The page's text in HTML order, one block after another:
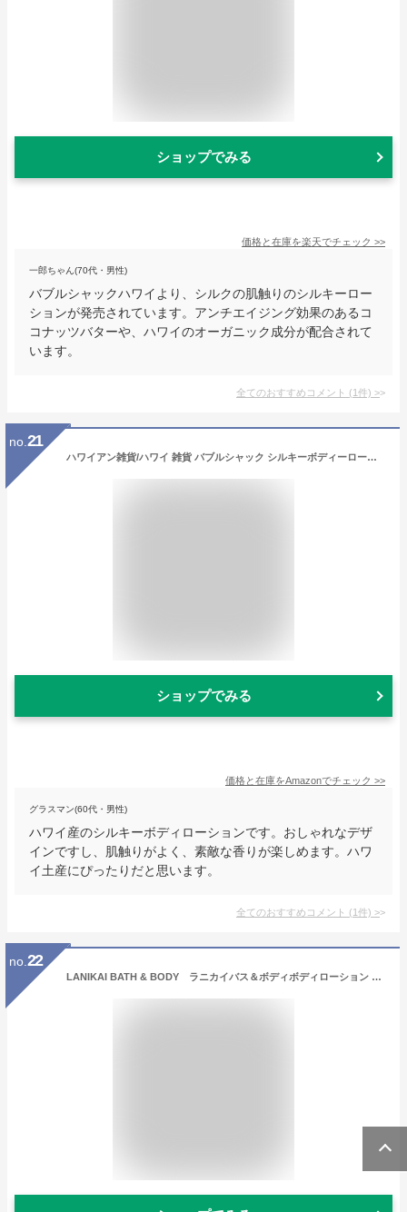
ショップでみる
価格と在庫を楽天でチェック >>
一郎ちゃん(70代・男性)
バブルシャックハワイより、シルクの肌触りのシルキーロー
ションが発売されています。アンチエイジング効果のあるコ
コナッツバターや、ハワイのオーガニック成分が配合されて
います。
全てのおすすめコメント (1件) >
no. 21
ハワイアン雑貨/ハワイ 雑貨 バブルシャック シルキーボディーローション(リリコイシェイブアイス)250ml 【お土産】
ショップでみる
価格と在庫をAmazonでチェック >>
グラスマン(60代・男性)
ハワイ産のシルキーボディローションです。おしゃれなデザ
インですし、肌触りがよく、素敵な香りが楽しめます。ハワ
イ土産にぴったりだと思います。
全てのおすすめコメント (1件) >
no. 22
LANIKAI BATH & BODY ラニカイバス＆ボディボディローション 2.2oz (65ml)MOISTURIZING LOTIONSハワイアン ハワイアン雑貨 ハワイ Hawaiiボディーローション【ハワイ雑貨】